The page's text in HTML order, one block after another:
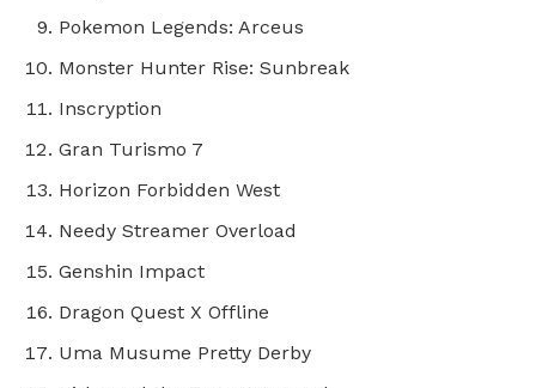
Pokemon Legends: Arceus
Monster Hunter Rise: Sunbreak
Inscryption
Gran Turismo 7
Horizon Forbidden West
Needy Streamer Overload
Genshin Impact
Dragon Quest X Offline
Uma Musume Pretty Derby